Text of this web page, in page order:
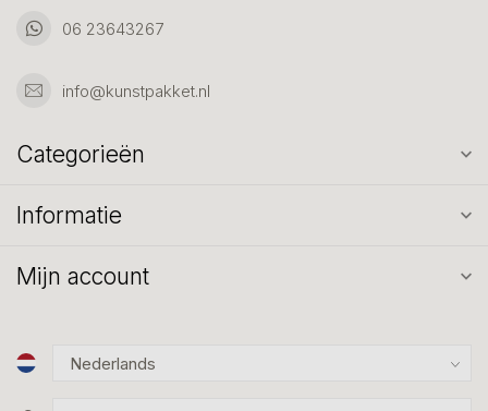
06 23643267
info@kunstpakket.nl
Categorieën
Informatie
Mijn account